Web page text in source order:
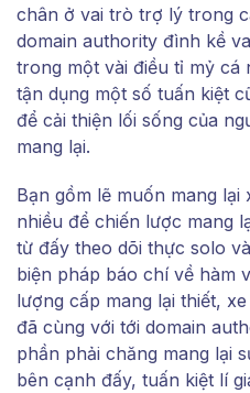
chân ở vai trò trợ lý trong
domain authority đình kề
trong một vài điều tỉ mỷ cá
tận dụng một số tuấn kiệt
để cải thiện lối sống của
mang lại.
Bạn gồm lẽ muốn mang lại
nhiều để chiến lược mang
từ đấy theo dõi thực solo
biện pháp báo chí về hàm
lượng cấp mang lại thiết,
đã cùng với tới domain
phần phải chăng mang lại
bên cạnh đấy, tuấn kiệt lí